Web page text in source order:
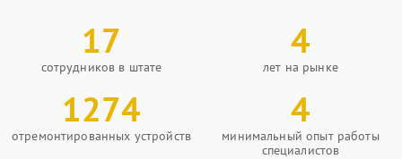
17
сотрудников в штате
4
лет на рынке
1274
отремонтированных устройств
4
минимальный опыт работы
специалистов